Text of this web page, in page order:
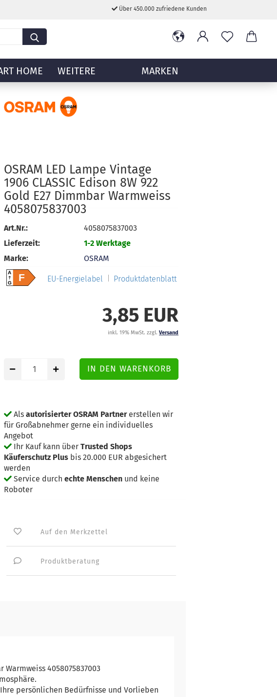
Über 450.000 zufriedene Kunden
HOME MARKEN
WEITERE
OSRAM LED Lampe Vintage
1906 CLASSIC Edison 8W 922
Gold E27 Dimmbar Warmweiss
4058075837003
Art.Nr.:
4058075837003
Lieferzeit:
1-2 Werktage
Marke:
OSRAM
A
GF EU-Energielabel Produktdatenblatt
3,85 EUR
inkl. 19% MwSt. zzgl. Versand
Als autorisierter OSRAM Partnererstellen wir
für Großabnehmer gerne ein individuelles
Angebot
Ihr Kauf kann über Trusted Shops
Käuferschutz Plus bis 20.000 EUR abgesichert
werden
Service durch echte Menschen und keine
Roboter
Auf den Merkzettel
Produktberatung
Warmweiss 4058075837003
persönlichen Bedürfnisse und Vorlieben